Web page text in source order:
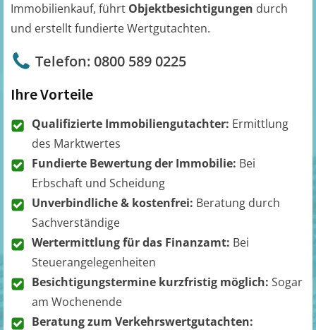
Immobilienkauf, führt Objektbesichtigungen durch
und erstellt fundierte Wertgutachten.
Telefon: 0800 589 0225
Ihre Vorteile
Qualifizierte Immobiliengutachter: Ermittlung
des Marktwertes
Fundierte Bewertung der Immobilie: Bei
Erbschaft und Scheidung
Unverbindliche & kostenfrei: Beratung durch
Sachverständige
Wertermittlung für das Finanzamt: Bei
Steuerangelegenheiten
Besichtigungstermine kurzfristig möglich: Sogar
am Wochenende
Beratung zum Verkehrswertgutachten: